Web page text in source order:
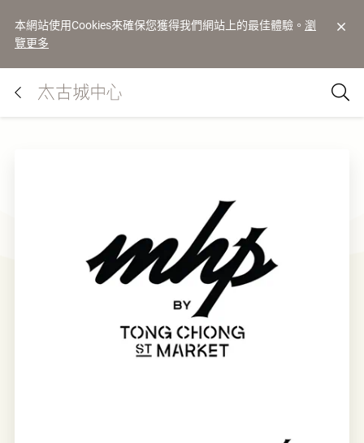
本網站使用Cookies來確保您獲得我們網站上的最佳體驗。 瀏
覽更多